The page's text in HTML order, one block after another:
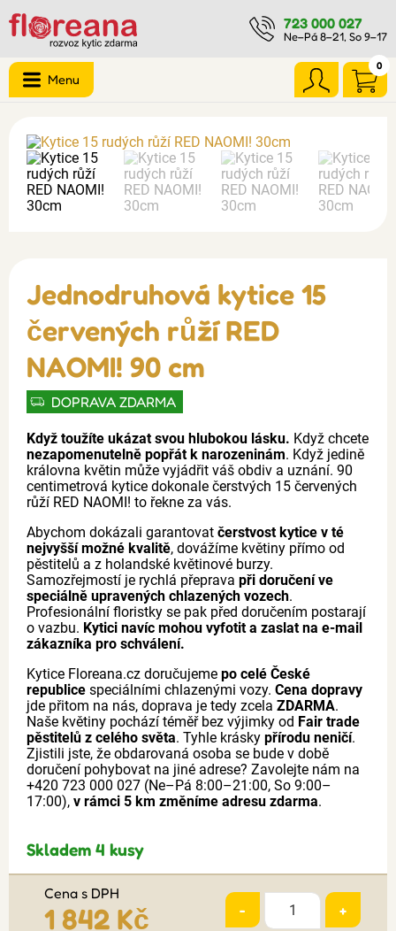
723 000 027
Ne–Pá 8–21, So 9–17
0
Menu
Jednodruhová kytice 15
červených růží RED
NAOMI! 90 cm
DOPRAVA ZDARMA
Když toužíte ukázat svou hlubokou lásku. Když chcete
nezapomenutelně popřát k narozeninám. Když jedině
královna květin může vyjádřit váš obdiv a uznání. 90
centimetrová kytice dokonale čerstvých 15 červených
růží RED NAOMI! to řekne za vás.
Abychom dokázali garantovat čerstvost kytice v té
nejvyšší možné kvalitě, dovážíme květiny přímo od
pěstitelů a z holandské květinové burzy.
Samozřejmostí je rychlá přeprava při doručení ve
speciálně upravených chlazených vozech.
Profesionální floristky se pak před doručením postarají
o vazbu. Kytici navíc mohou vyfotit a zaslat na e-mail
zákazníka pro schválení.
Kytice Floreana.cz doručujeme po celé České
republice speciálními chlazenými vozy. Cena dopravy
jde přitom na nás, doprava je tedy zcela ZDARMA.
Naše květiny pochází téměř bez výjimky od Fair trade
pěstitelů z celého světa. Tyhle krásky přírodu neničí.
Zjistili jste, že obdarovaná osoba se bude v době
doručení pohybovat na jiné adrese? Zavolejte nám na
+420 723 000 027 (Ne–Pá 8:00–21:00, So 9:00–
17:00), v rámci 5 km změníme adresu zdarma.
Skladem 4 kusy
Cena s DPH
1 842 Kč - +